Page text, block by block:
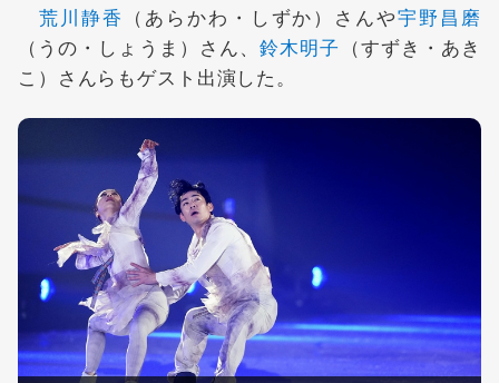
荒川静香 （あらかわ・しずか）さんや宇野昌磨
（うの・しょうま）さん、鈴木明子 （すずき・あき
こ）さんらもゲスト出演した。